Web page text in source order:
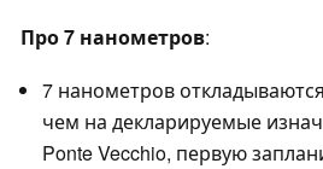
Про 7 нанометров:
7 нанометров
чем на декларируемые
Ponte Vecchio, первую